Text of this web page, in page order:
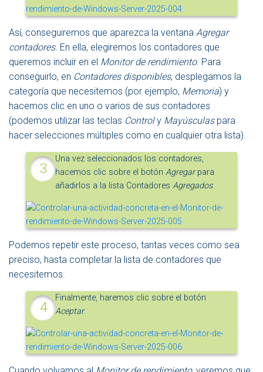
Así, conseguiremos que aparezca la ventana Agregar
contadores. En ella, elegiremos los contadores que
queremos incluir en el Monitor de rendimiento. Para
conseguirlo, en Contadores disponibles, desplegamos la
categoría que necesitemos (por ejemplo, Memoria) y
hacemos clic en uno o varios de sus contadores
(podemos utilizar las teclas Controly Mayúsculaspara
hacer selecciones múltiples como en cualquier otra lista).
Una vez seleccionados los contadores,
hacemos clic sobre el botónAgregarpara
añadirlos a la lista ContadoresAgregados.
Podemos repetir este proceso, tantas veces como sea
preciso, hasta completar la lista de contadores que
necesitemos.
Finalmente, haremos clic sobre el botón
Aceptar.